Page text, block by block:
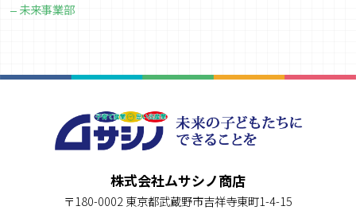
未来事業部
株式会社ムサシノ商店
〒180-0002 東京都武蔵野市吉祥寺東町1-4-15